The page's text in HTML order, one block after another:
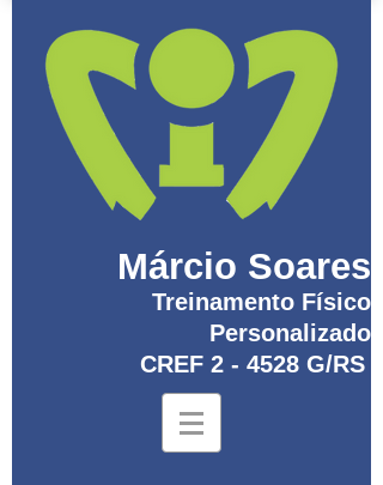
Márcio Soares
Treinamento Físico
Personalizado
CREF 2 - 4528 G/RS